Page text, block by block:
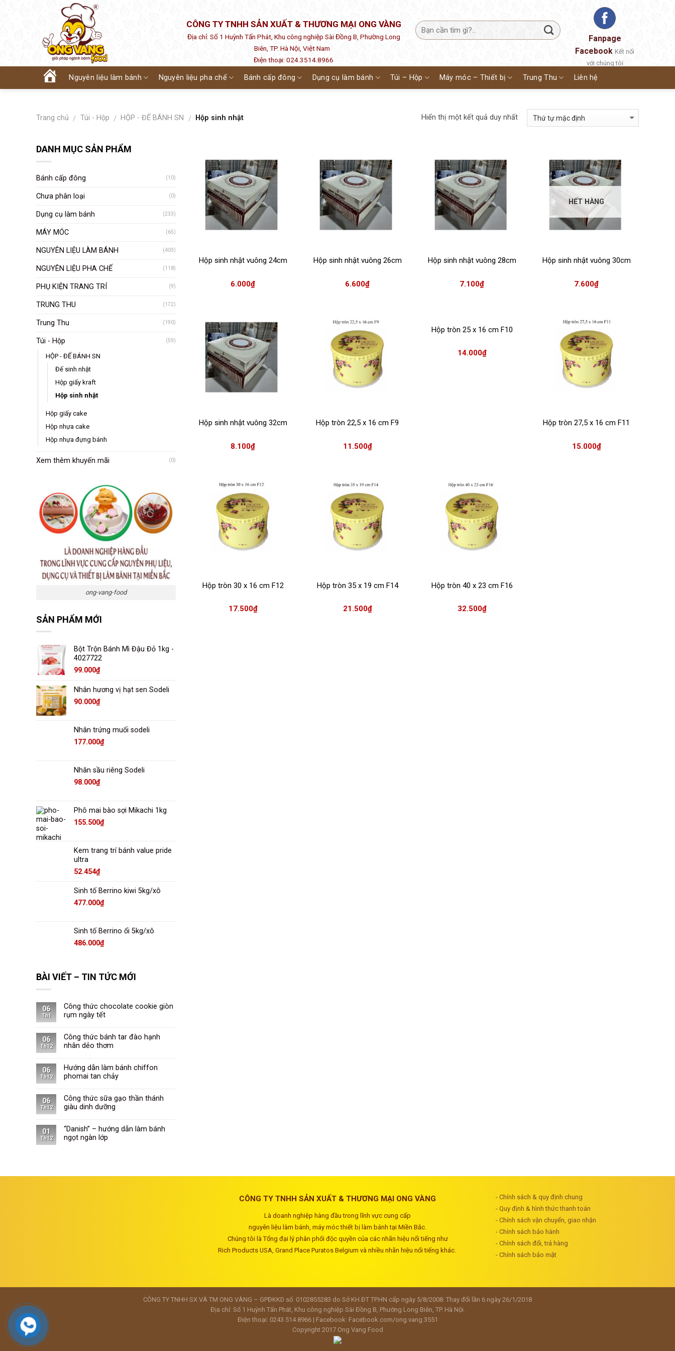
CÔNG TY TNHH SẢN XUẤT & THƯƠNG MẠI ONG VÀNG
Địa chỉ: Số 1 Huỳnh Tấn Phát, Khu công nghiệp Sài Đồng B, Phường Long
Biên, TP. Hà Nội, Việt Nam
Điện thoại: 024.3514.8966
Fanpage
Facebook Kết nối
với chúng tôi
Trang
Nguyên liệu làm bánh Nguyên liệu pha chế Bánh cấp đông Dụng cụ làm bánh Túi – Hộp Máy móc – Thiết bị Trung Thu Liên hệ
Trang chủ / Túi - Hộp / HỘP - ĐẾ BÁNH SN / Hộp sinh nhật Hiển thị một kết quả duy nhất
DANH MỤC SẢN PHẨM
Bánh cấp đông (10)
Chưa phân loại (0)
Dụng cụ làm bánh (233)
MÁY MÓC (65)
NGUYÊN LIỆU LÀM BÁNH (403)
NGUYÊN LIỆU PHA CHẾ (118)
PHỤ KIỆN TRANG TRÍ (9)
TRUNG THU (172)
Trung Thu (190)
Túi - Hộp (59)
HỘP - ĐẾ BÁNH SN
Đế sinh nhật
Hộp giấy kraft
Hộp sinh nhật
Hộp giấy cake
Hộp nhựa cake
Hộp nhựa đựng bánh
Xem thêm khuyến mãi (0)
ong-vang-food
SẢN PHẨM MỚI
Bột Trộn Bánh Mì Đậu Đỏ 1kg -
4027722
99.000₫
Nhân hương vị hạt sen Sodeli
90.000₫
Nhân trứng muối sodeli
177.000₫
Nhân sầu riêng Sodeli
98.000₫
Phô mai bào sợi Mikachi 1kg
155.500₫
Kem trang trí bánh value pride
ultra
52.454₫
Sinh tố Berrino kiwi 5kg/xô
477.000₫
Sinh tố Berrino ổi 5kg/xô
486.000₫
BÀI VIẾT – TIN TỨC MỚI
06
Th1
Công thức chocolate cookie giòn
rụm ngày tết
06
Th12
Công thức bánh tar đào hạnh
nhân dẻo thơm
06
Th12
Hướng dẫn làm bánh chiffon
phomai tan chảy
06
Th12
Công thức sữa gạo thần thánh
giàu dinh dưỡng
01
Th12
“Danish” – hướng dẫn làm bánh
ngọt ngàn lớp
Hộp sinh nhật vuông 24cm
6.000₫
Hộp sinh nhật vuông 26cm
6.600₫
Hộp sinh nhật vuông 28cm
7.100₫
HẾT HÀNG
Hộp sinh nhật vuông 30cm
7.600₫
Hộp sinh nhật vuông 32cm
8.100₫
Hộp tròn 22,5 x 16 cm F9
11.500₫
Hộp tròn 25 x 16 cm F10
14.000₫
Hộp tròn 27,5 x 16 cm F11
15.000₫
Hộp tròn 30 x 16 cm F12
17.500₫
Hộp tròn 35 x 19 cm F14
21.500₫
Hộp tròn 40 x 23 cm F16
32.500₫
CÔNG TY TNHH SẢN XUẤT & THƯƠNG MẠI ONG VÀNG
Là doanh nghiệp hàng đầu trong lĩnh vực cung cấp
nguyên liệu làm bánh, máy móc thiết bị làm bánh tại Miền Bắc.
Chúng tôi là Tổng đại lý phân phối độc quyền của các nhãn hiệu nổi tiếng như
Rich Products USA, Grand Place Puratos Belgium và nhiều nhãn hiệu nổi tiếng khác.
- Chính sách & quy định chung
- Quy định & hình thức thanh toán
- Chính sách vận chuyển, giao nhận
- Chính sách bảo hành
- Chính sách đổi, trả hàng
- Chính sách bảo mật
CÔNG TY TNHH SX VÀ TM ONG VÀNG – GPĐKKD số: 0102855283 do Sở KH.ĐT TP.HN cấp ngày 5/8/2008. Thay đổi lần 6 ngày 26/1/2018
Địa chỉ: Số 1 Huỳnh Tấn Phát, Khu công nghiệp Sài Đồng B, Phường Long Biên, TP. Hà Nội.
Điện thoại: 0243.514.8966 | Facebook: Facebook.com/ong.vang.3551
Copyright 2017 Ong Vang Food